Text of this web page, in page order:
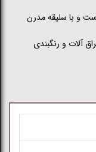
و با سلیقه مدرن
آلات و رنگبندی